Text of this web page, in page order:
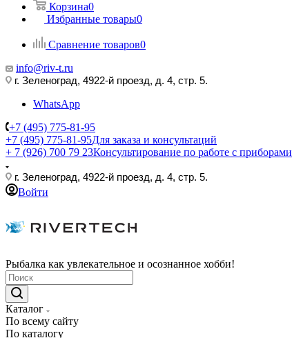
Корзина0
Избранные товары0
Сравнение товаров0
info@riv-t.ru
г. Зеленоград, 4922-й проезд, д. 4, стр. 5.
WhatsApp
+7 (495) 775-81-95
+7 (495) 775-81-95Для заказа и консультаций
+ 7 (926) 700 79 23Консультирование по работе с приборами
г. Зеленоград, 4922-й проезд, д. 4, стр. 5.
Войти
Рыбалка как увлекательное и осознанное хобби!
Каталог
По всему сайту
По каталогу